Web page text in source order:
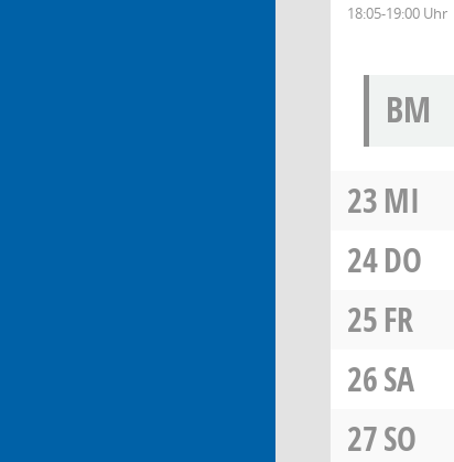
18:05-19:00 Uhr
BM
23MI
24DO
25FR
26SA
27SO